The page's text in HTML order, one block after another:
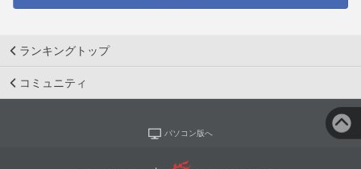
ランキングトップ
コミュニティ
パソコン版へ